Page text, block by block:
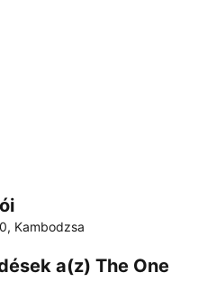
Kambodzsa
a(z) The One